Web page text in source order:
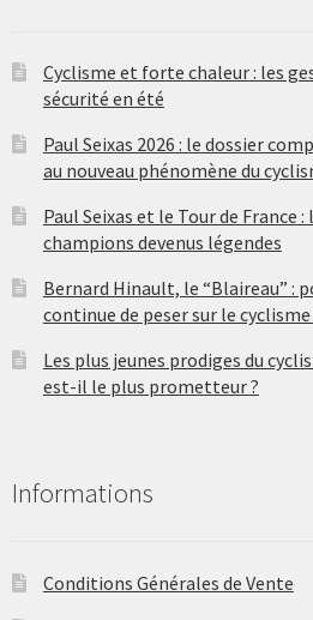
Cyclisme et forte chaleur : les
sécurité en été
Paul Seixas 2026 : le dossier
au nouveau phénomène du
Paul Seixas et le Tour de France
champions devenus légendes
Bernard Hinault, le “Blaireau” :
continue de peser sur le
Les plus jeunes prodiges du
est-il le plus prometteur ?
Informations
Conditions Générales de Vente